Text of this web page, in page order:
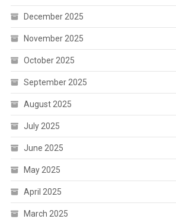
December 2025
November 2025
October 2025
September 2025
August 2025
July 2025
June 2025
May 2025
April 2025
March 2025